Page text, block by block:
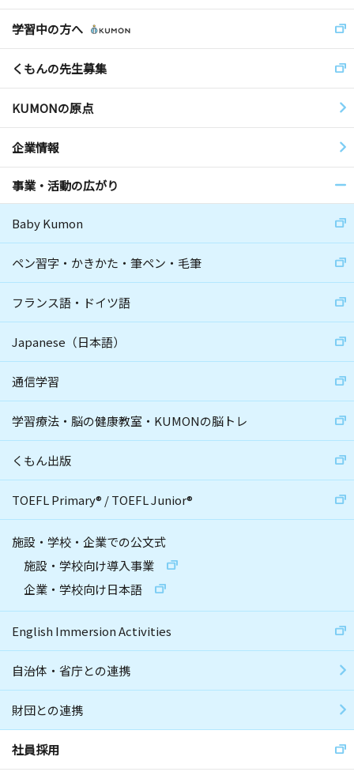
学習中の方へ
くもんの先生募集
KUMONの原点
企業情報
事業・活動の広がり
Baby Kumon
ペン習字・かきかた・筆ペン・毛筆
フランス語・ドイツ語
Japanese（日本語）
通信学習
学習療法・脳の健康教室・KUMONの脳トレ
くもん出版
TOEFL Primary® /TOEFL Junior®
施設・学校・企業での公文式
施設・学校向け導入事業
企業・学校向け日本語
English Immersion Activities
自治体・省庁との連携
財団との連携
社員採用